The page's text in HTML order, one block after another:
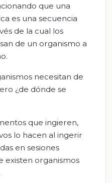
que una
es una secuencia
de la cual los
de un organismo a
necesitan de
¿de dónde se
que ingieren,
lo hacen al ingerir
en sesiones
existen organismos